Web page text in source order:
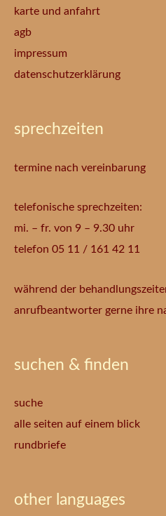
karte und anfahrt
agb
impressum
datenschutzerklärung
sprechzeiten
termine nach vereinbarung
telefonische sprechzeiten:
mi. – fr. von 9 – 9.30 uhr
telefon 05 11 / 161 42 11
während der
anrufbeantworter gerne ihre
suchen & finden
suche
alle seiten auf einem blick
rundbriefe
other languages